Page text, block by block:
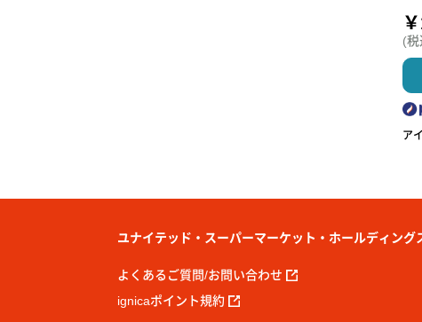
(
ア
ユナイテッド・スーパーマーケット・ホールディング
よくあるご質問/お問い合わせ
ignicaポイント規約